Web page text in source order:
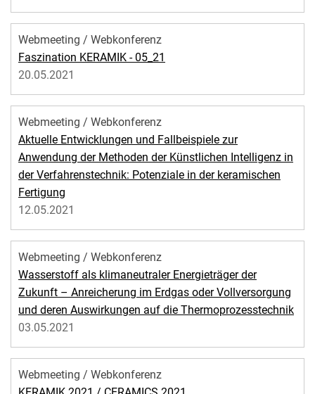
Webmeeting / Webkonferenz
Faszination KERAMIK - 05_21
20.05.2021
Webmeeting / Webkonferenz
Aktuelle Entwicklungen und Fallbeispiele zur
Anwendung der Methoden der Künstlichen Intelligenz in
der Verfahrenstechnik: Potenziale in der keramischen
Fertigung
12.05.2021
Webmeeting / Webkonferenz
Wasserstoff als klimaneutraler Energieträger der
Zukunft – Anreicherung im Erdgas oder Vollversorgung
und deren Auswirkungen auf die Thermoprozesstechnik
03.05.2021
Webmeeting / Webkonferenz